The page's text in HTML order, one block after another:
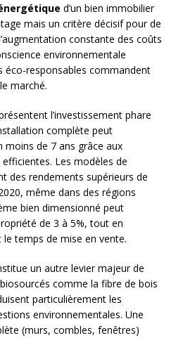
d’un bien immobilier
mais un critère décisif pour de
constante des coûts
environnementale
éco-responsables commandent
marché.
l’investissement phare
complète peut
moins de 7 ans grâce aux
Les modèles de
des rendements supérieurs de
même dans des régions
bien dimensionné peut
de 3 à 5%, tout en
temps de mise en vente.
un autre levier majeur de
comme la fibre de bois
particulièrement les
environnementales. Une
(murs, combles, fenêtres)